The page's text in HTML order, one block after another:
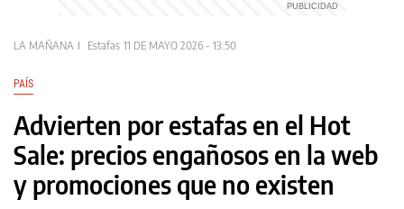
LA MAÑANA Estafas 11 DE MAYO 2026 - 13:50
PAÍS
Advierten por estafas en el Hot
Sale: precios engañosos en la web
y promociones que no existen